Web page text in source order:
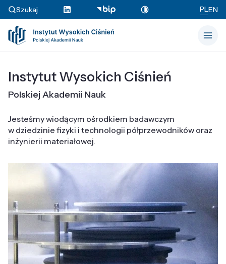
Szukaj PLEN
Instytut Wysokich Ciśnień
Polskiej Akademii Nauk
Jesteśmy wiodącym ośrodkiem badawczym
w dziedzinie fizyki i technologii półprzewodników oraz
inżynierii materiałowej.